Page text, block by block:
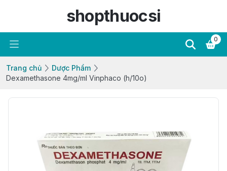
shopthuocsi
0
Trang chủ
Dược Phẩm
Dexamethasone 4mg/ml Vinphaco (h/10o)